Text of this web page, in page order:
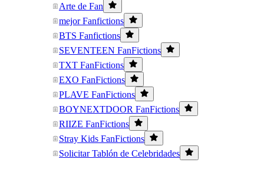
Arte de Fan
mejor Fanfictions
BTS Fanfictions
SEVENTEEN FanFictions
TXT FanFictions
EXO FanFictions
PLAVE FanFictions
BOYNEXTDOOR FanFictions
RIIZE FanFictions
Stray Kids FanFictions
Solicitar Tablón de Celebridades